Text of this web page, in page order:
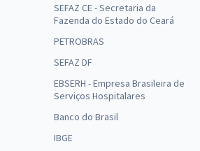
SEFAZ CE - Secretaria da
Fazenda do Estado do Ceará
PETROBRAS
SEFAZ DF
EBSERH - Empresa Brasileira de
Serviços Hospitalares
Banco do Brasil
IBGE